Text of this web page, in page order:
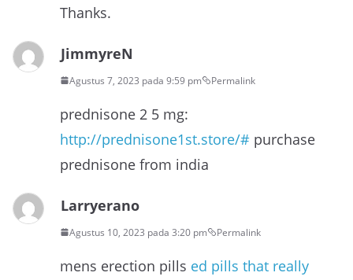
Thanks.
JimmyreN
Agustus 7, 2023 pada 9:59 pm Permalink
prednisone 2 5 mg:
http://prednisone1st.store/# purchase
prednisone from india
Larryerano
Agustus 10, 2023 pada 3:20 pm Permalink
mens erection pills ed pills that really